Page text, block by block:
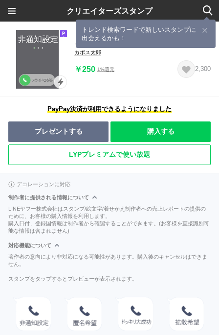
クリエイターズスタンプ
トレンド検索ワードで新しいスタンプに
出会えるかも！
とび出す!!ドッキリ着信!!!
カボス太郎
￥250 1%還元 2,300
PayPay決済が利用できるようになりました
プレゼントする 購入する
LYPプレミアムで使い放題
デコレーションに対応
制作者に提供される情報について
LINEヤフー株式会社はスタンプ/絵文字/着せかえ制作者への売上レポートの提供の
ために、お客様の購入情報を利用します。
購入日付、登録国情報は制作者から確認することができます。(お客様を直接識別可
能な情報は含まれません)
対応機能について
著作者の意向により非対応になる可能性があります。購入後のキャンセルはできま
せん。
スタンプをタップするとプレビューが表示されます。